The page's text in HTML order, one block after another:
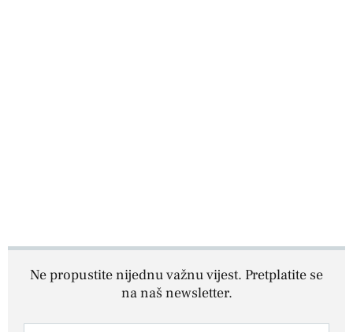
Ne propustite nijednu važnu vijest. Pretplatite se
na naš newsletter.